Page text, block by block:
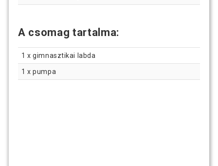
A csomag tartalma:
1 x gimnasztikai labda
1 x pumpa